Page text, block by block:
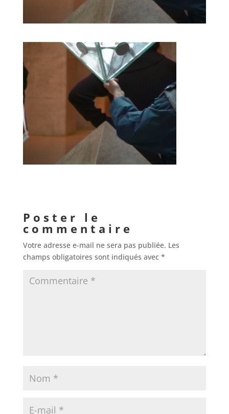
Poster le
commentaire
Votre adresse e-mail ne sera pas publiée. Les
champs obligatoires sont indiqués avec *